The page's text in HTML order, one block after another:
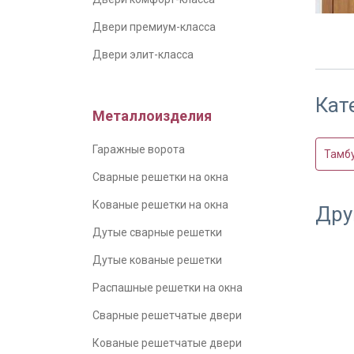
Двери премиум-класса
Двери элит-класса
Металлоизделия
Гаражные ворота
Сварные решетки на окна
Кованые решетки на окна
Дутые сварные решетки
Дутые кованые решетки
Распашные решетки на окна
Сварные решетчатые двери
Кованые решетчатые двери
Дверь